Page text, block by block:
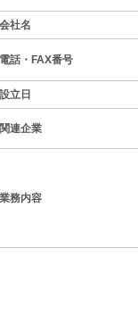
会社名
電話・FAX番号
設立日
関連企業
業務内容